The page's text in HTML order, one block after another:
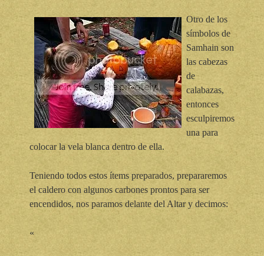
Otro de los
símbolos de
Samhain son
las cabezas
de
calabazas,
entonces
esculpiremos
una para
colocar la vela blanca dentro de ella.
Teniendo todos estos ítems preparados, prepararemos
el caldero con algunos carbones prontos para ser
encendidos, nos paramos delante del Altar y decimos:
«